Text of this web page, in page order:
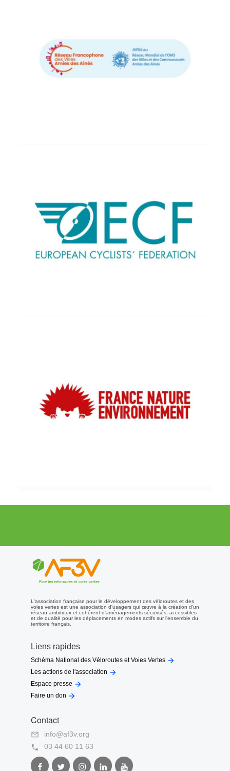
L'association française pour le développement des véloroutes et des
voies vertes est une association d'usagers qui œuvre à la création d'un
réseau ambitieux et cohérent d'aménagements sécurisés, accessibles
et de qualité pour les déplacements en modes actifs sur l'ensemble du
territoire français.
Liens rapides
Schéma National des Véloroutes et Voies Vertes 
Les actions de l'association 
Espace presse 
Faire un don 
Contact

info@af3v.org

03 44 60 11 63
Facebook
TwitterInstagramLinkedInYoutube